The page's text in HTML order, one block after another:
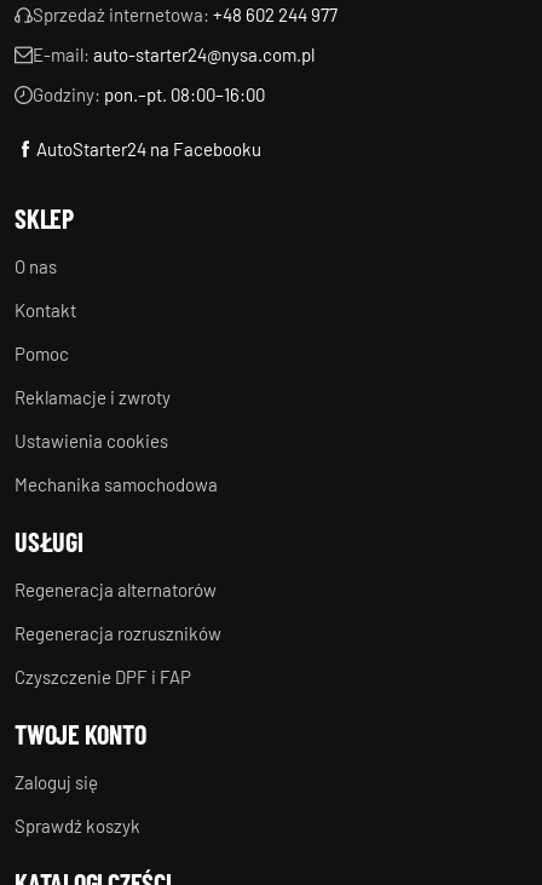
Sprzedaż internetowa: +48 602 244 977
E-mail: auto-starter24@nysa.com.pl
Godziny: pon.–pt. 08:00–16:00
AutoStarter24 na Facebooku
SKLEP
O nas
Kontakt
Pomoc
Reklamacje i zwroty
Ustawienia cookies
Mechanika samochodowa
USŁUGI
Regeneracja alternatorów
Regeneracja rozruszników
Czyszczenie DPF i FAP
TWOJE KONTO
Zaloguj się
Sprawdź koszyk